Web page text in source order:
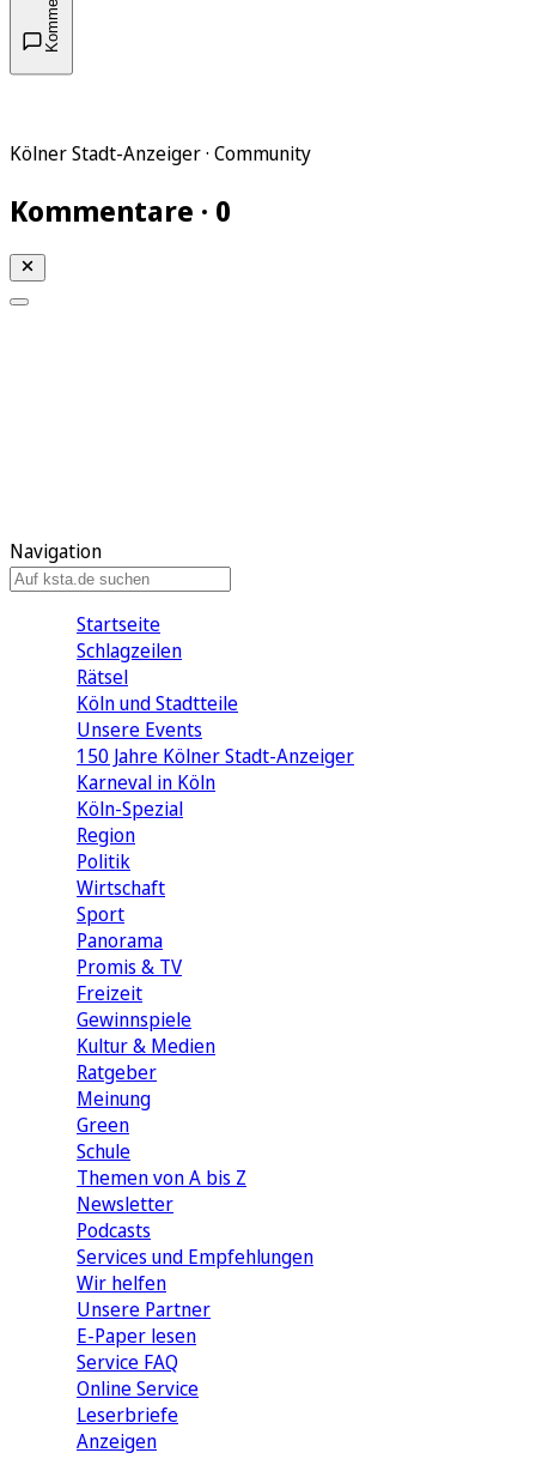
Kölner Stadt-Anzeiger · Community
Kommentare · 0
Navigation
Startseite
Schlagzeilen
Rätsel
Köln und Stadtteile
Unsere Events
150 Jahre Kölner Stadt-Anzeiger
Karneval in Köln
Köln-Spezial
Region
Politik
Wirtschaft
Sport
Panorama
Promis & TV
Freizeit
Gewinnspiele
Kultur & Medien
Ratgeber
Meinung
Green
Schule
Themen von A bis Z
Newsletter
Podcasts
Services und Empfehlungen
Wir helfen
Unsere Partner
E-Paper lesen
Service FAQ
Online Service
Leserbriefe
Anzeigen